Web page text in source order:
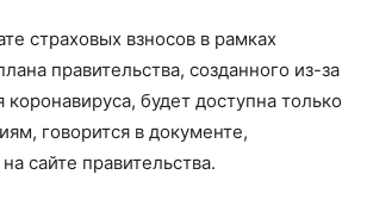
страховых взносов в рамках
правительства, созданного из-за
коронавируса, будет доступна только
говорится в документе,
сайте правительства.